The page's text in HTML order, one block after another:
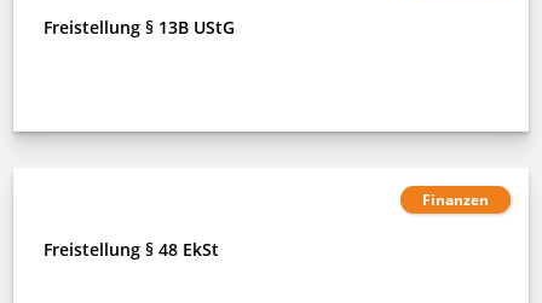
Freistellung § 13B UStG
Finanzen
Freistellung § 48 EkSt